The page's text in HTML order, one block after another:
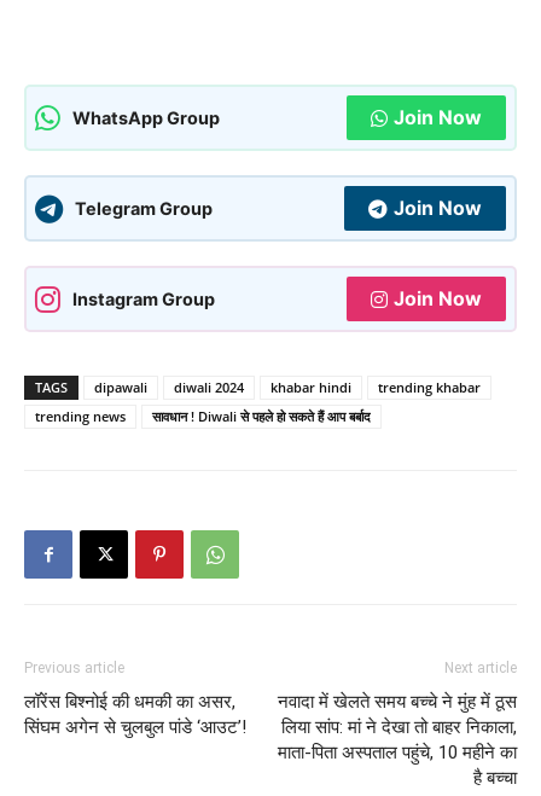
WhatsApp Group Join Now
Telegram Group Join Now
Instagram Group Join Now
TAGS dipawali diwali 2024 khabar hindi
trending khabar
trending news
सावधान ! Diwali से पहले हो सकते हैं आप बर्बाद
Previous article
लॉरेंस बिश्नोई की धमकी का असर,
सिंघम अगेन से चुलबुल पांडे ‘आउट’!
Next article
नवादा में खेलते समय बच्चे ने मुंह में ठूस
लिया सांप: मां ने देखा तो बाहर निकाला,
माता-पिता अस्पताल पहुंचे, 10 महीने का
है बच्चा